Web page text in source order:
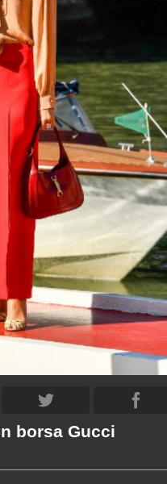
borsa Gucci